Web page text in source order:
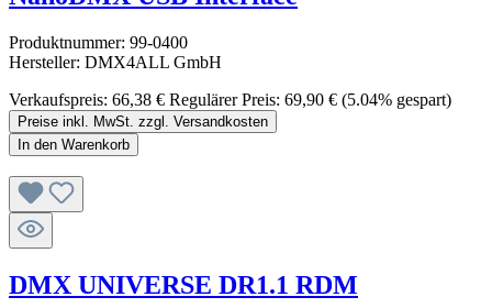
Produktnummer: 99-0400
Hersteller: DMX4ALL GmbH
Verkaufspreis: 66,38 € Regulärer Preis: 69,90 € (5.04% gespart)
Preise inkl. MwSt. zzgl. Versandkosten
In den Warenkorb
DMX UNIVERSE DR1.1 RDM